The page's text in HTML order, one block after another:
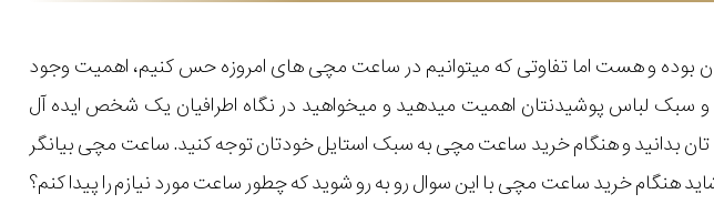
بوده و هست اما تفاوتی که میتوانیم در ساعت مچی های امروزه حس کنیم، اهمیت وجود
سبک لباس پوشیدنتان اهمیت میدهید و میخواهید در نگاه اطرافیان یک شخص ایده آل
بدانید و هنگام خرید ساعت مچی به سبک استایل خودتان توجه کنید. ساعت مچی بیانگر
هنگام خرید ساعت مچی با این سوال رو به رو شوید که چطور ساعت مورد نیازم را پیدا کنم؟